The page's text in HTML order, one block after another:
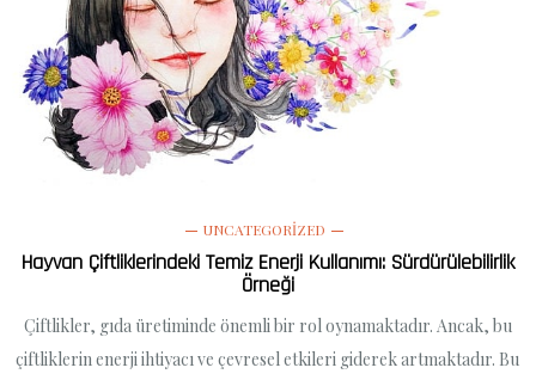
UNCATEGORIZED
Hayvan Çiftliklerindeki Temiz Enerji Kullanımı: Sürdürülebilirlik
Örneği
Çiftlikler, gıda üretiminde önemli bir rol oynamaktadır. Ancak, bu
çiftliklerin enerji ihtiyacı ve çevresel etkileri giderek artmaktadır. Bu